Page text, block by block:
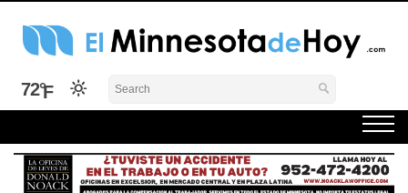
Skip
El Minnesota de Hoy Noticias
Latino Noticias Minnesota News
72°